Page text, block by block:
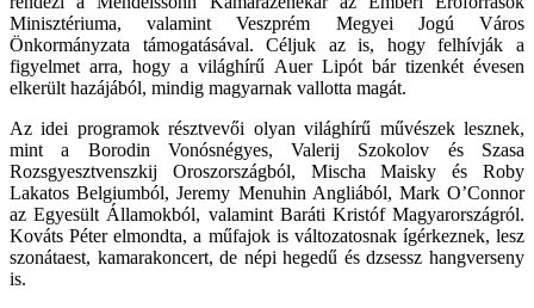
Minisztériuma, valamint Veszprém Megyei Jogú Város
Önkormányzata támogatásával. Céljuk az is, hogy felhívják a
figyelmet arra, hogy a világhírű Auer Lipót bár tizenkét évesen
elkerült hazájából, mindig magyarnak vallotta magát.
Az idei programok résztvevői olyan világhírű művészek lesznek,
mint a Borodin Vonósnégyes, Valerij Szokolov és Szasa
Rozsgyesztvenszkij Oroszországból, Mischa Maisky és Roby
Lakatos Belgiumból, Jeremy Menuhin Angliából, Mark O’Connor
az Egyesült Államokból, valamint Baráti Kristóf Magyarországról.
Kováts Péter elmondta, a műfajok is változatosnak ígérkeznek, lesz
szonátaest, kamarakoncert, de népi hegedű és dzsessz hangverseny
is.